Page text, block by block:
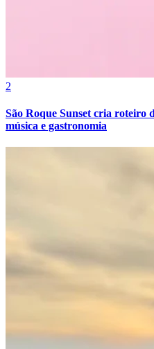
Fortaleza
2
São Roque Sunset cria roteiro
música e gastronomia